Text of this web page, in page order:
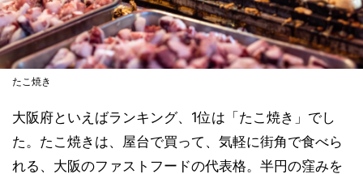
たこ焼き
大阪府といえばランキング、1位は「たこ焼き」でし
た。たこ焼きは、屋台で買って、気軽に街角で食べら
れる、大阪のファストフードの代表格。半円の窪みを